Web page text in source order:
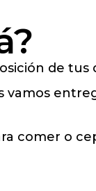
de tus
vamos
comer o